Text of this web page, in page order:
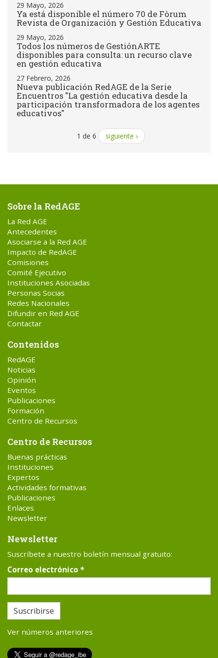
29 Mayo, 2026
Ya está disponible el número 70 de Fòrum
Revista de Organización y Gestión Educativa
29 Mayo, 2026
Todos los números de GestiónARTE
disponibles para consulta: un recurso clave
en gestión educativa
27 Febrero, 2026
Nueva publicación RedAGE de la Serie
Encuentros "La gestión educativa desde la
participación transformadora de los agentes
educativos"
1 de 6 siguiente ›
Sobre la RedAGE
La Red AGE
Antecedentes
Asociarse a la Red AGE
Impacto de RedAGE
Comisiones
Comité Ejecutivo
Instituciones Asociadas
Personas Socias
Redes Nacionales
Difundir en Red AGE
Contactar
Contenidos
RedAGE
Noticias
Opinión
Eventos
Publicaciones
Formación
Centro de Recursos
Centro de Recursos
Buenas prácticas
Instituciones
Expertos
Actividades formativas
Publicaciones
Enlaces
Newsletter
Newsletter
Suscríbete a nuestro boletín mensual gratuito:
Correo electrónico *
Suscribirse
Ver números anteriores